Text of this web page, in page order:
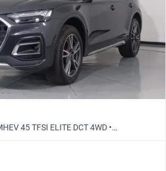
45 TFSI ELITE DCT 4WD •